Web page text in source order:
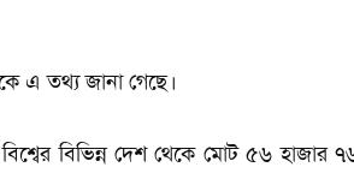
এ তথ্য জানা গেছে।
বিভিন্ন দেশ থেকে মোট ৫৬ হাজার